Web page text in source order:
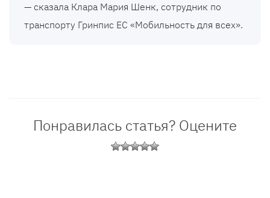
— сказала Клара Мария Шенк, сотрудник по
транспорту Гринпис ЕС «Мобильность для всех».
Понравилась статья? Оцените